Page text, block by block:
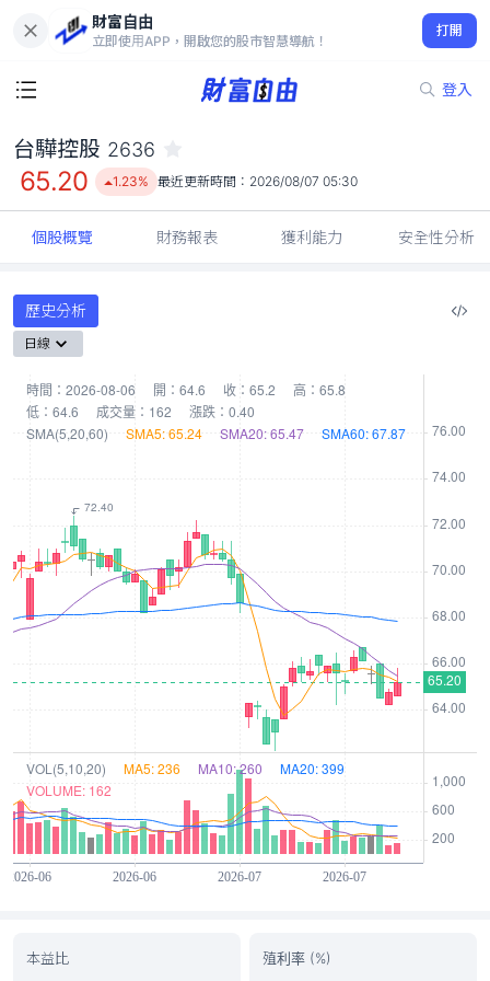
財富自由
立即使用APP，開啟您的股市智慧導航！
打開
登入
65.20
1.23%
台驊控股 2636
65.20 1.23% 最近更新時間： 2026/08/07 05:30
個股概覽 財務報表 獲利能力 安全性分析
歷史分析
日線
本益比 殖利率 (%)